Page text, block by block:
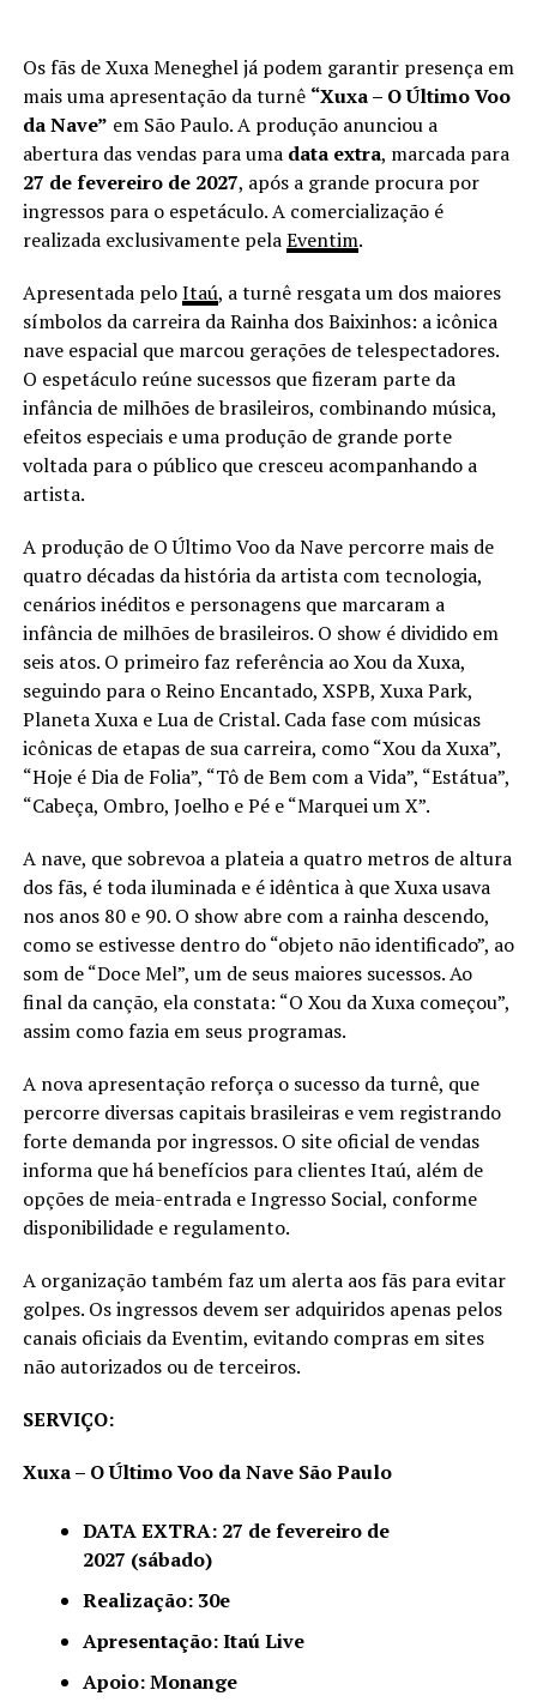
Os fãs de Xuxa Meneghel já podem garantir presença em
mais uma apresentação da turnê “Xuxa – O Último Voo
da Nave” em São Paulo. A produção anunciou a
abertura das vendas para uma data extra, marcada para
27 de fevereiro de 2027, após a grande procura por
ingressos para o espetáculo. A comercialização é
realizada exclusivamente pelaEventim.
Apresentada peloItaú, a turnê resgata um dos maiores
símbolos da carreira da Rainha dos Baixinhos: a icônica
nave espacial que marcou gerações de telespectadores.
O espetáculo reúne sucessos que fizeram parte da
infância de milhões de brasileiros, combinando música,
efeitos especiais e uma produção de grande porte
voltada para o público que cresceu acompanhando a
artista.
A produção de O Último Voo da Nave percorre mais de
quatro décadas da história da artista com tecnologia,
cenários inéditos e personagens que marcaram a
infância de milhões de brasileiros. O show é dividido em
seis atos. O primeiro faz referência ao Xou da Xuxa,
seguindo para o Reino Encantado, XSPB, Xuxa Park,
Planeta Xuxa e Lua de Cristal. Cada fase com músicas
icônicas de etapas de sua carreira, como “Xou da Xuxa”,
“Hoje é Dia de Folia”, “Tô de Bem com a Vida”, “Estátua”,
“Cabeça, Ombro, Joelho e Pé e “Marquei um X”.
A nave, que sobrevoa a plateia a quatro metros de altura
dos fãs, é toda iluminada e é idêntica à que Xuxa usava
nos anos 80 e 90. O show abre com a rainha descendo,
como se estivesse dentro do “objeto não identificado”, ao
som de “Doce Mel”, um de seus maiores sucessos. Ao
final da canção, ela constata: “O Xou da Xuxa começou”,
assim como fazia em seus programas.
A nova apresentação reforça o sucesso da turnê, que
percorre diversas capitais brasileiras e vem registrando
forte demanda por ingressos. O site oficial de vendas
informa que há benefícios para clientes Itaú, além de
opções de meia-entrada e Ingresso Social, conforme
disponibilidade e regulamento.
A organização também faz um alerta aos fãs para evitar
golpes. Os ingressos devem ser adquiridos apenas pelos
canais oficiais da Eventim, evitando compras em sites
não autorizados ou de terceiros.
SERVIÇO:
Xuxa – O Último Voo da Nave São Paulo
DATA EXTRA: 27 de fevereiro de
2027 (sábado)
Realização: 30e
Apresentação: Itaú Live
Apoio: Monange